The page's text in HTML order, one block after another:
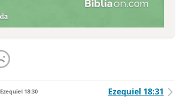
Ezequiel 18:30 Ezequiel 18:31